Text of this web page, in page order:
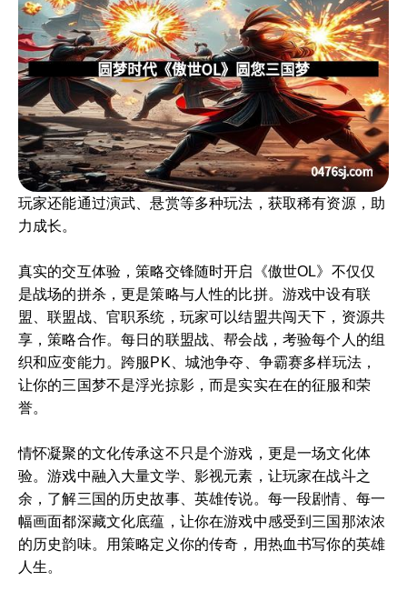
玩家还能通过演武、悬赏等多种玩法，获取稀有资源，助
力成长。
真实的交互体验，策略交锋随时开启《傲世OL》不仅仅
是战场的拼杀，更是策略与人性的比拼。游戏中设有联
盟、联盟战、官职系统，玩家可以结盟共闯天下，资源共
享，策略合作。每日的联盟战、帮会战，考验每个人的组
织和应变能力。跨服PK、城池争夺、争霸赛多样玩法，
让你的三国梦不是浮光掠影，而是实实在在的征服和荣
誉。
情怀凝聚的文化传承这不只是个游戏，更是一场文化体
验。游戏中融入大量文学、影视元素，让玩家在战斗之
余，了解三国的历史故事、英雄传说。每一段剧情、每一
幅画面都深藏文化底蕴，让你在游戏中感受到三国那浓浓
的历史韵味。用策略定义你的传奇，用热血书写你的英雄
人生。